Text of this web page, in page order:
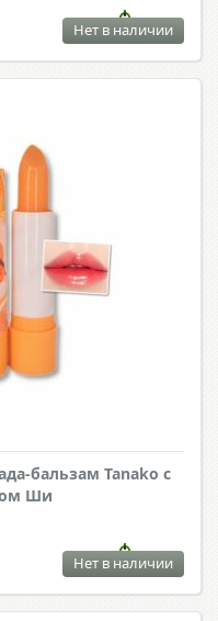
Нет в наличии
бальзам Tanako с
Ши
Нет в наличии